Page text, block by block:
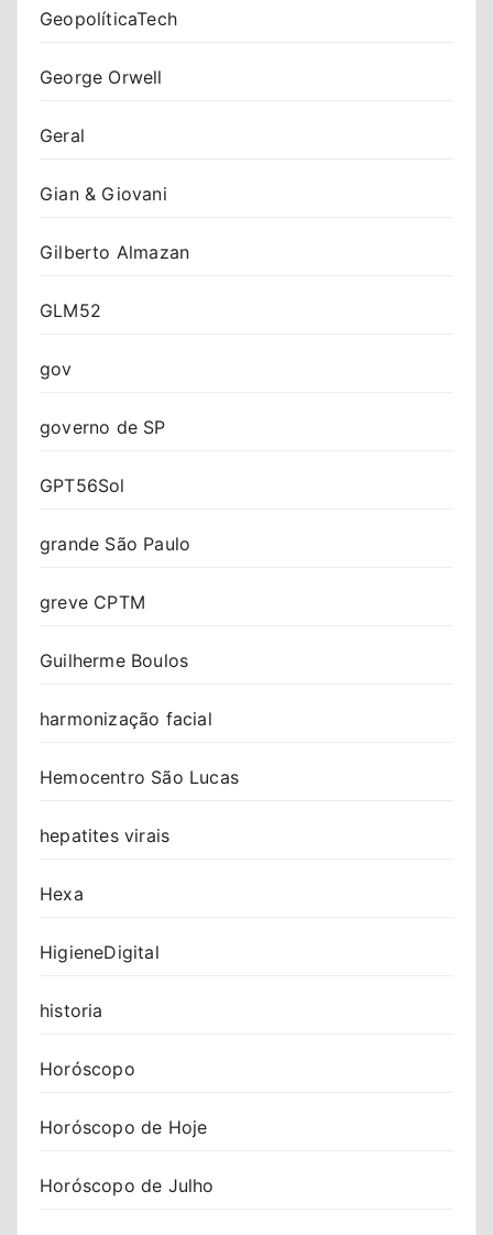
GeopolíticaTech
George Orwell
Geral
Gian & Giovani
Gilberto Almazan
GLM52
gov
governo de SP
GPT56Sol
grande São Paulo
greve CPTM
Guilherme Boulos
harmonização facial
Hemocentro São Lucas
hepatites virais
Hexa
HigieneDigital
historia
Horóscopo
Horóscopo de Hoje
Horóscopo de Julho